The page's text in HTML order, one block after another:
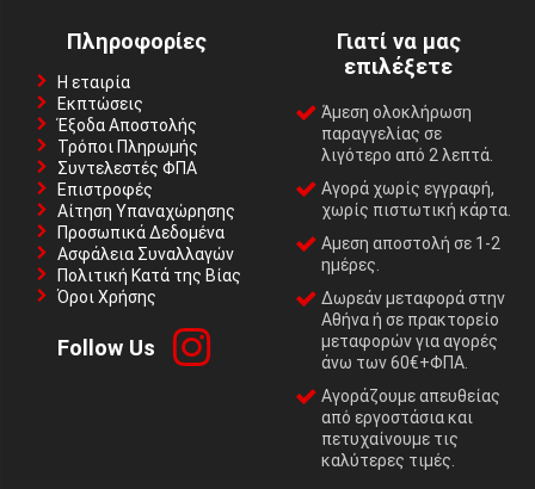
Πληροφορίες
Η εταιρία
Εκπτώσεις
Έξοδα Αποστολής
Τρόποι Πληρωμής
Συντελεστές ΦΠΑ
Επιστροφές
Αίτηση Υπαναχώρησης
Προσωπικά Δεδομένα
Ασφάλεια Συναλλαγών
Πολιτική Κατά της Βίας
Όροι Χρήσης
Follow Us
Γιατί να μας
επιλέξετε
Άμεση ολοκλήρωση
παραγγελίας σε
λιγότερο από 2 λεπτά.
Αγορά χωρίς εγγραφή,
χωρίς πιστωτική κάρτα.
Αμεση αποστολή σε 1-2
ημέρες.
Δωρεάν μεταφορά στην
Αθήνα ή σε πρακτορείο
μεταφορών για αγορές
άνω των 60€+ΦΠΑ.
Αγοράζουμε απευθείας
από εργοστάσια και
πετυχαίνουμε τις
καλύτερες τιμές.